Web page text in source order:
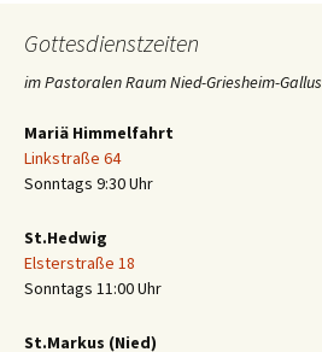
Gottesdienstzeiten
im Pastoralen Raum Nied-Griesheim-Gallus
Mariä Himmelfahrt
Linkstraße 64
Sonntags 9:30 Uhr
St.Hedwig
Elsterstraße 18
Sonntags 11:00 Uhr
St.Markus (Nied)